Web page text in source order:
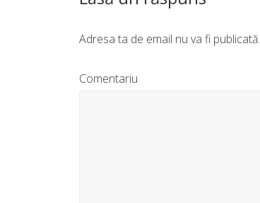
Adresa ta de email nu va fi publicată.
Comentariu